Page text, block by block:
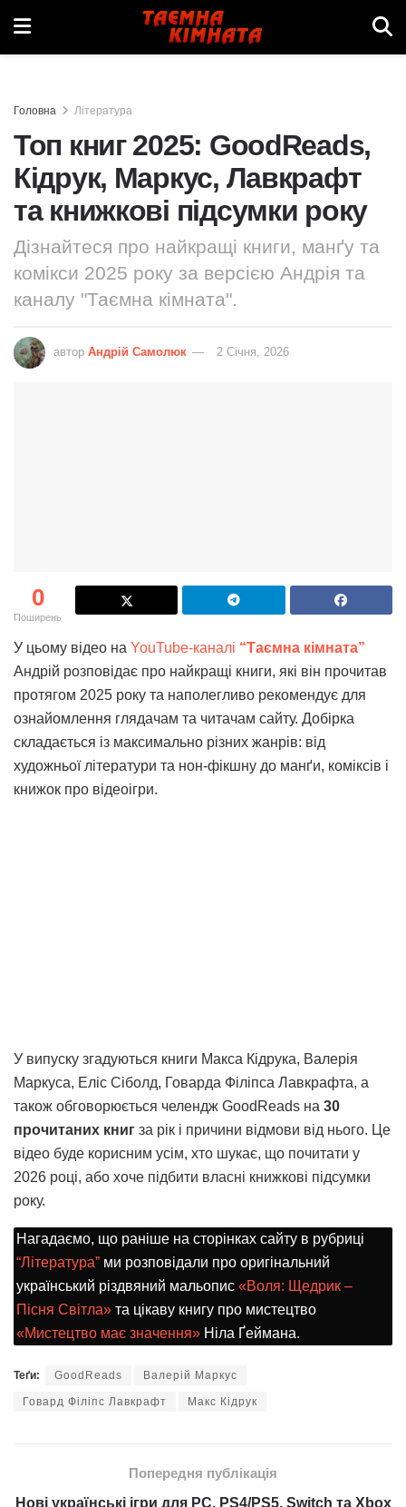
Головна Література
Топ книг 2025: GoodReads,
Кідрук, Маркус, Лавкрафт
та книжкові підсумки року
Дізнайтеся про найкращі книги, манґу та
комікси 2025 року за версією Андрія та
каналу "Таємна кімната".
автор Андрій Самолюк 2 Січня, 2026
0
Поширень
У цьому відео на YouTube-каналі “Таємна кімната”
Андрій розповідає про найкращі книги, які він прочитав
протягом 2025 року та наполегливо рекомендує для
ознайомлення глядачам та читачам сайту. Добірка
складається із максимально різних жанрів: від
художньої літератури та нон-фікшну до манґи, коміксів і
книжок про відеоігри.
У випуску згадуються книги Макса Кідрука, Валерія
Маркуса, Еліс Сіболд, Говарда Філіпса Лавкрафта, а
також обговорюється челендж GoodReads на 30
прочитаних книг за рік і причини відмови від нього. Це
відео буде корисним усім, хто шукає, що почитати у
2026 році, або хоче підбити власні книжкові підсумки
року.
Нагадаємо, що раніше на сторінках сайту в рубриці
“Література” ми розповідали про оригінальний
український різдвяний мальопис«Воля: Щедрик –
Пісня Світла» та цікаву книгу про мистецтво
«Мистецтво має значення» Ніла Ґеймана.
Теґи: GoodReads Валерій Маркус
Говард Філіпс Лавкрафт Макс Кідрук
Попередня публікація
Нові українські ігри для PC, PS4/PS5, Switch та Xbox